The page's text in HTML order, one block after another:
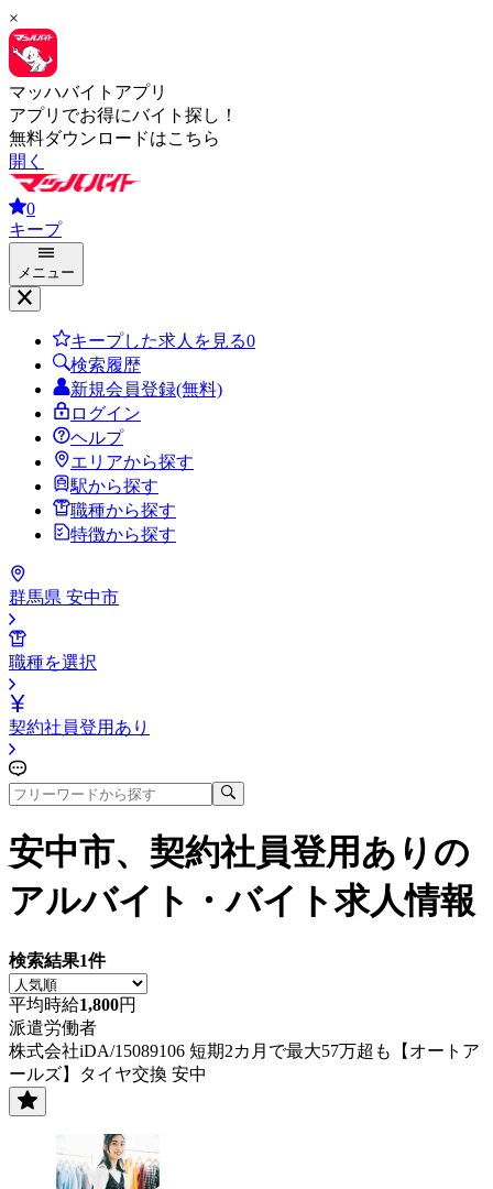
×
マッハバイトアプリ
アプリでお得にバイト探し！
無料ダウンロードはこちら
開く
0
キープ
メニュー
キープした求人を見る0
検索履歴
新規会員登録(無料)
ログイン
ヘルプ
エリアから探す
駅から探す
職種から探す
特徴から探す
群馬県 安中市
職種を選択
契約社員登用あり
安中市、契約社員登用あり の
アルバイト・バイト求人情報
検索結果1件
平均時給1,800円
派遣労働者
株式会社iDA/15089106 短期2カ月で最大57万超も【オートア
ールズ】タイヤ交換 安中